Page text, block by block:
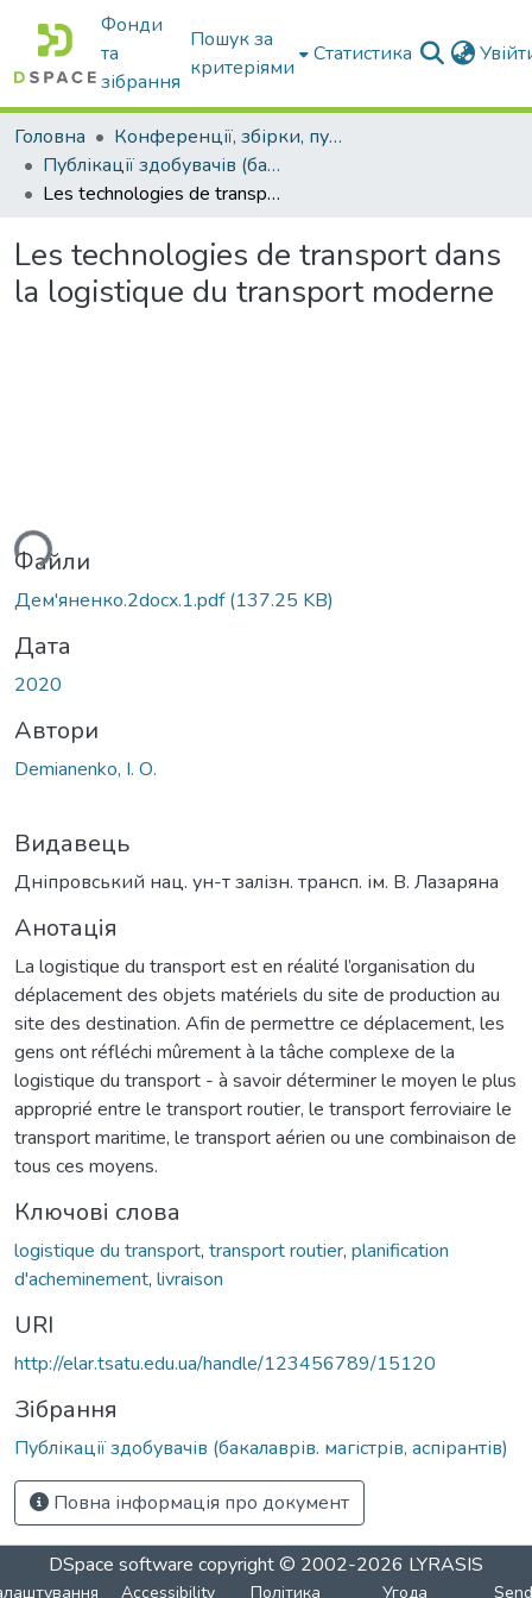
Фонди
та
зібрання
Пошук за
критеріями
Статистика
Головна
Конференції, збірки, публікації молодих вчених і здобувачів : магістрів, бакалаврів, аспірантів.
Публікації здобувачів (бакалаврів. магістрів, аспірантів)
Les technologies de transport dans la logistique du transport moderne
Les technologies de transport dans
la logistique du transport moderne
Файли
Дем'яненко.2docx.1.pdf(137.25 KB)
Дата
2020
Автори
Demianenko, І. О.
Видавець
Дніпровський нац. ун-т залізн. трансп. ім. В. Лазаряна
Анотація
La logistique du transport est en réalité l’organisation du
déplacement des objets matériels du site de production au
site des destination. Afin de permettre ce déplacement, les
gens ont réfléchi mûrement à la tâche complexe de la
logistique du transport - à savoir déterminer le moyen le plus
approprié entre le transport routier, le transport ferroviaire le
transport maritime, le transport aérien ou une combinaison de
tous ces moyens.
Ключові слова
logistique du transport, transport routier, planification
d'acheminement, livraison
URI
http://elar.tsatu.edu.ua/handle/123456789/15120
Зібрання
Публікації здобувачів (бакалаврів. магістрів, аспірантів)
Повна інформація про документ
DSpace software copyright © 2002-2026 LYRASIS
Accessibility Політика Угода Send